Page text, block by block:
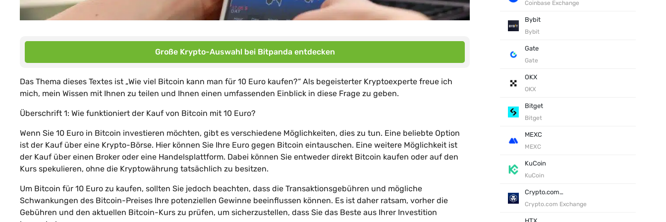
Große Krypto-Auswahl bei Bitpanda entdecken
Das Thema dieses Textes ist „Wie viel Bitcoin kann man für 10 Euro kaufen?“ Als begeisterter Kryptoexperte freue ich
mich, mein Wissen mit Ihnen zu teilen und Ihnen einen umfassenden Einblick in diese Frage zu geben.
Überschrift 1: Wie funktioniert der Kauf von Bitcoin mit 10 Euro?
Wenn Sie 10 Euro in Bitcoin investieren möchten, gibt es verschiedene Möglichkeiten, dies zu tun. Eine beliebte Option
ist der Kauf über eine Krypto-Börse. Hier können Sie Ihre Euro gegen Bitcoin eintauschen. Eine weitere Möglichkeit ist
der Kauf über einen Broker oder eine Handelsplattform. Dabei können Sie entweder direkt Bitcoin kaufen oder auf den
Kurs spekulieren, ohne die Kryptowährung tatsächlich zu besitzen.
Um Bitcoin für 10 Euro zu kaufen, sollten Sie jedoch beachten, dass die Transaktionsgebühren und mögliche
Schwankungen des Bitcoin-Preises Ihre potenziellen Gewinne beeinflussen können. Es ist daher ratsam, vorher die
Gebühren und den aktuellen Bitcoin-Kurs zu prüfen, um sicherzustellen, dass Sie das Beste aus Ihrer Investition
Coinbase Exchange
Bybit
Bybit
Gate
Gate
OKX
OKX
Bitget
Bitget
MEXC
MEXC
KuCoin
KuCoin
Crypto.com Exchange
Crypto.com Exchange